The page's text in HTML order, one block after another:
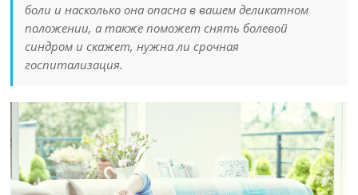
боли и насколько она опасна в вашем деликатном
положении, а также поможет снять болевой
синдром и скажет, нужна ли срочная
госпитализация.